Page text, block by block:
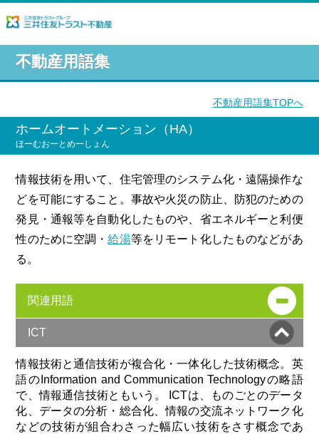
不動産用語集
不動産用語集TOPへ
ホームオートメーション（HA）
ほーむおーとめーしょん
情報技術を用いて、住宅管理のシステム化・遠隔操作な
どを可能にすること。事故や火災の防止、防犯のための
発見・通報等を自動化したものや、省エネルギーと利便
性のために空調・給湯等をリモート化したものなどがあ
る。
関連用語
ICT
情報技術と通信技術が複合化・一体化した技術概念。英
語のInformation and Communication Technologyの略語
で、情報通信技術ともいう。 ICTは、ものごとのデータ
化、データの分析・総合化、情報の交流ネットワーク化
などの技術が組合わさった幅広い技術をさす概念であ